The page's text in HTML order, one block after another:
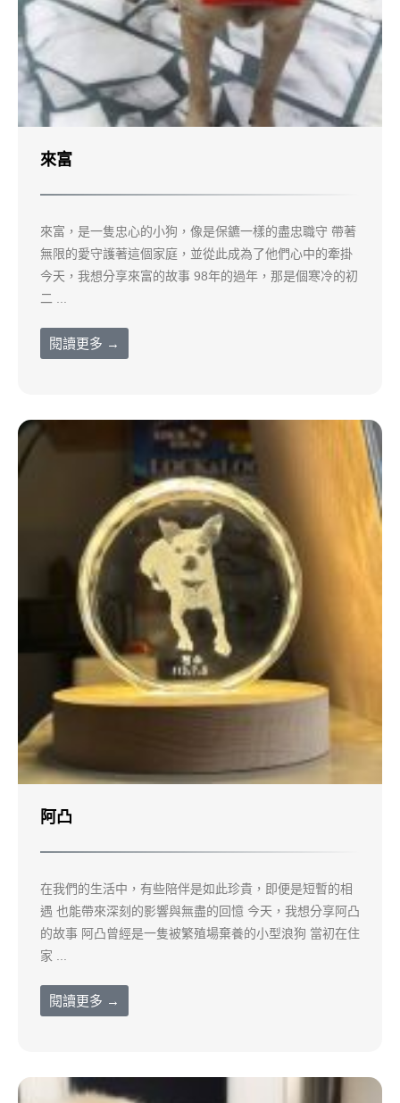
來富
來富，是一隻忠心的小狗，像是保鑣一樣的盡忠職守 帶著
無限的愛守護著這個家庭，並從此成為了他們心中的牽掛
今天，我想分享來富的故事 98年的過年，那是個寒冷的初
二 ...
閱讀更多 →
阿凸
在我們的生活中，有些陪伴是如此珍貴，即便是短暫的相
遇 也能帶來深刻的影響與無盡的回憶 今天，我想分享阿凸
的故事 阿凸曾經是一隻被繁殖場棄養的小型浪狗 當初在住
家 ...
閱讀更多 →